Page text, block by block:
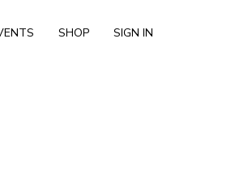
SHOP SIGN IN